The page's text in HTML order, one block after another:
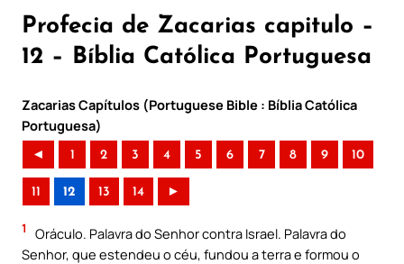
Profecia de Zacarias capitulo –
12 – Bíblia Católica Portuguesa
Zacarias Capítulos (Portuguese Bible : Bíblia Católica
Portuguesa)
◄ 1 2 3 4 5 6 7 8 9 10
11 12 13 14 ►
1
Oráculo. Palavra do Senhor contra Israel. Palavra do
Senhor, que estendeu o céu, fundou a terra e formou o